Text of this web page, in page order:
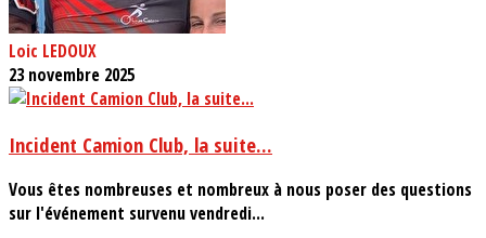
Loic LEDOUX
23 novembre 2025
Incident Camion Club, la suite...
Vous êtes nombreuses et nombreux à nous poser des questions
sur l'événement survenu vendredi...